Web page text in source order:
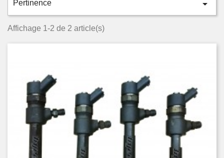
1.9 JTD
Pertinence 
Affichage 1-2 de 2 article(s)